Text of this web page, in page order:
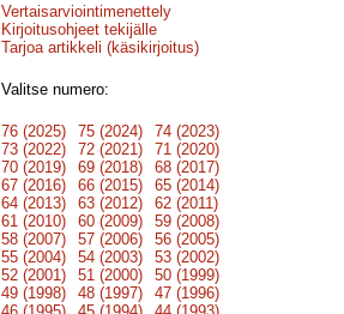
Vertaisarviointimenettely
Kirjoitusohjeet tekijälle
Tarjoa artikkeli (käsikirjoitus)
Valitse numero:
76 (2025) 75 (2024)
74 (2023)
73 (2022)
72 (2021)
71 (2020)
70 (2019)
69 (2018)
68 (2017)
67 (2016)
66 (2015)
65 (2014)
64 (2013)
63 (2012)
62 (2011)
61 (2010)
60 (2009)
59 (2008)
58 (2007)
57 (2006)
56 (2005)
55 (2004)
54 (2003)
53 (2002)
52 (2001)
51 (2000)
50 (1999)
49 (1998)
48 (1997)
47 (1996)